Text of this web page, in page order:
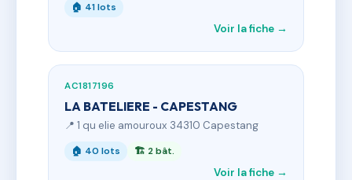
🏠 41 lots
Voir la fiche →
AC1817196
LA BATELIERE - CAPESTANG
📍 1 qu elie amouroux 34310 Capestang
🏠 40 lots 🏗 2 bât.
Voir la fiche →